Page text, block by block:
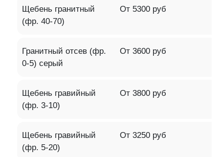
Щебень гранитный
(фр. 40-70)
От 5300 руб
Гранитный отсев (фр.
0-5) серый
От 3600 руб
Щебень гравийный
(фр. 3-10)
От 3800 руб
Щебень гравийный
(фр. 5-20)
От 3250 руб